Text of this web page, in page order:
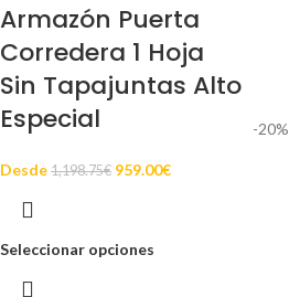
Armazón Puerta
Corredera 1 Hoja
Sin Tapajuntas Alto
Especial
Desde 1,198.75€ 959.00€
Seleccionar opciones
-20%